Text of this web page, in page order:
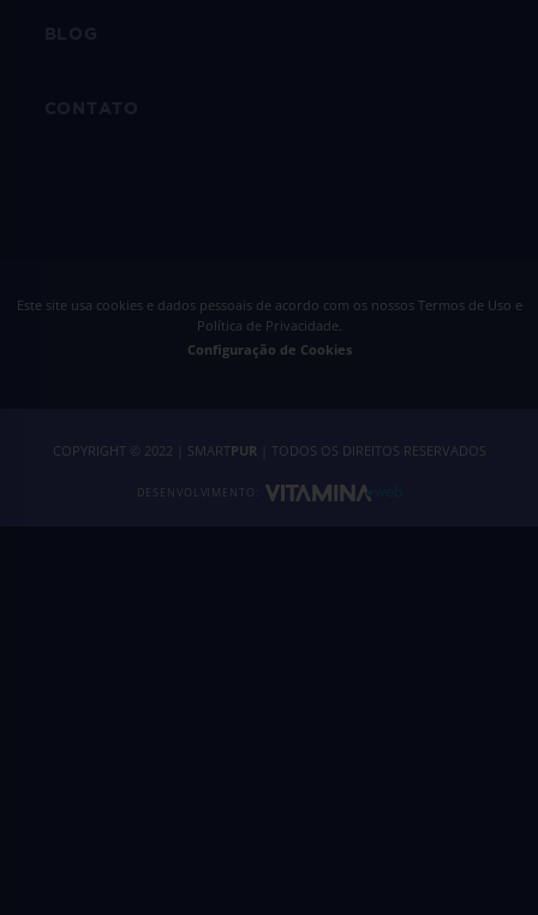
Este site usa cookies e dados pessoais de acordo com os nossos Termos de Uso e
Política de Privacidade.
Configuração de Cookies
COPYRIGHT © 2022 | SMARTPUR| TODOS OS DIREITOS RESERVADOS
DESENVOLVIMENTO: